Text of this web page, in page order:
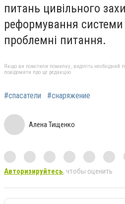
питань цивільного
реформування
проблемні питання.
Якщо ви помітили помилку, виділіть необхідний
повідомити про це редакцію
#спасатели #снаряжение
Алена Тищенко
Авторизируйтесь, чтобы оценить